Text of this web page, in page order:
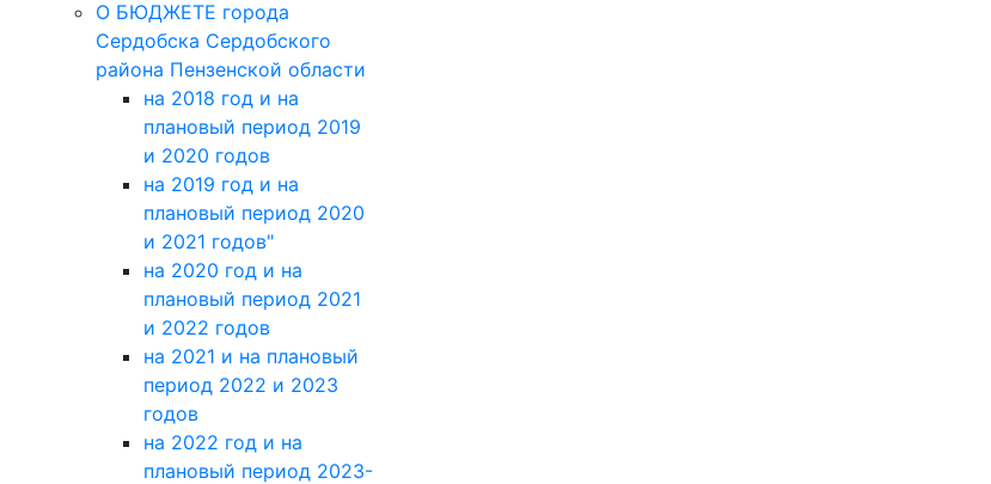
О БЮДЖЕТЕ города
Сердобска Сердобского
района Пензенской области
на 2018 год и на
плановый период 2019
и 2020 годов
на 2019 год и на
плановый период 2020
и 2021 годов"
на 2020 год и на
плановый период 2021
и 2022 годов
на 2021 и на плановый
период 2022 и 2023
годов
на 2022 год и на
плановый период 2023-